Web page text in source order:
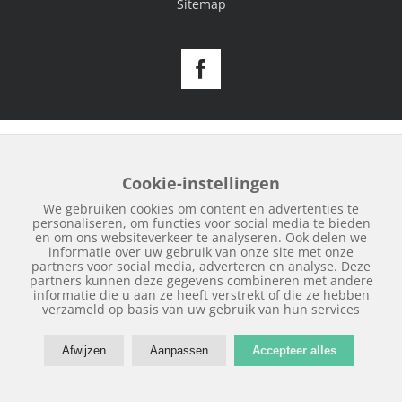
Sitemap
Facebook
Cookie-instellingen
We gebruiken cookies om content en advertenties te
personaliseren, om functies voor social media te bieden
en om ons websiteverkeer te analyseren. Ook delen we
informatie over uw gebruik van onze site met onze
partners voor social media, adverteren en analyse. Deze
partners kunnen deze gegevens combineren met andere
informatie die u aan ze heeft verstrekt of die ze hebben
verzameld op basis van uw gebruik van hun services
Afwijzen Aanpassen Accepteer alles